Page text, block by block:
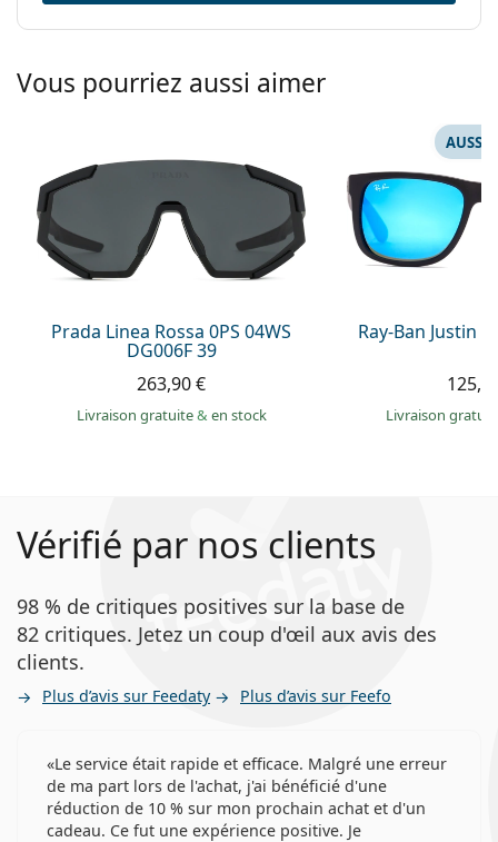
Vous pourriez aussi aimer
Prada Linea Rossa 0PS 04WS
DG006F 39
263,90 €
Livraison gratuite& en stock
Ray-Ban Justin
AUSSI
Livraison
Vérifié par nos clients
98 % de critiques positives sur la base de
82 critiques. Jetez un coup d'œil aux avis des
clients.
Plus d’avis sur Feedaty Plus d’avis sur Feefo
Le service était rapide et efficace. Malgré une erreur
de ma part lors de l'achat, j'ai bénéficié d'une
réduction de 10 % sur mon prochain achat et d'un
cadeau. Ce fut une expérience positive. Je